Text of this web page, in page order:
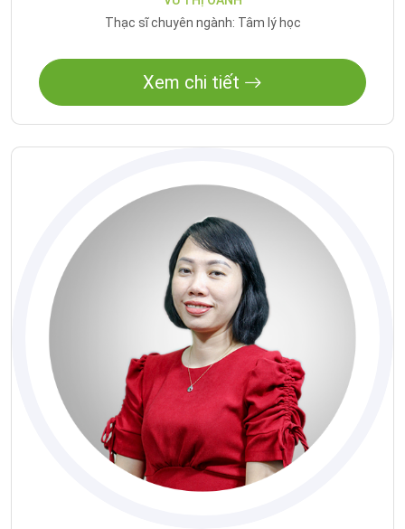
Thạc sĩ chuyên ngành: Tâm lý học
Xem chi tiết